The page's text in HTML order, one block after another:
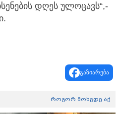
დღეს ულოცავს“,-
გაზიარება
როგორ მოხვდე აქ